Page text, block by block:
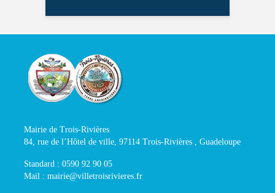
Mairie de Trois-Rivières
84, rue de l’Hôtel de ville, 97114 Trois-Rivières , Guadeloupe
Standard : 0590 92 90 05
Mail : mairie@villetroisrivieres.fr